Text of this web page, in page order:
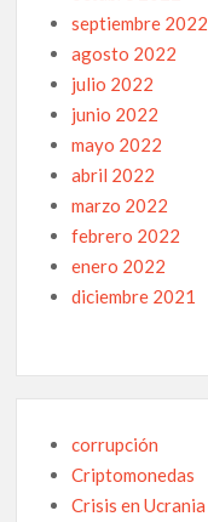
septiembre 2022
agosto 2022
julio 2022
junio 2022
mayo 2022
abril 2022
marzo 2022
febrero 2022
enero 2022
diciembre 2021
corrupción
Criptomonedas
Crisis en Ucrania